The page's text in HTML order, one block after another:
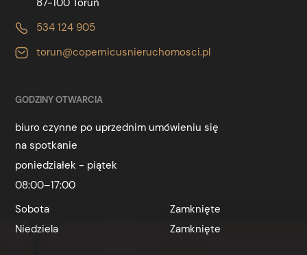
87-100 Toruń
534 124 905
torun@copernicusnieruchomosci.pl
GODZINY OTWARCIA
biuro czynne po uprzednim umówieniu się
na spotkanie
poniedziałek - piątek
08:00–17:00
Sobota
Zamknięte
Niedziela
Zamknięte